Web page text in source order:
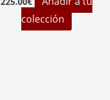
colección